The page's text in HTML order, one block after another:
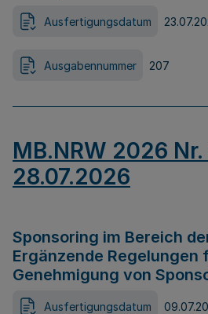
Ausfertigungsdatum
Ausgabennummer 207
MB.NRW 2026
28.07.2026
Sponsoring im Bereich
Ergänzende Regelungen
Genehmigung von
Ausfertigungsdatum